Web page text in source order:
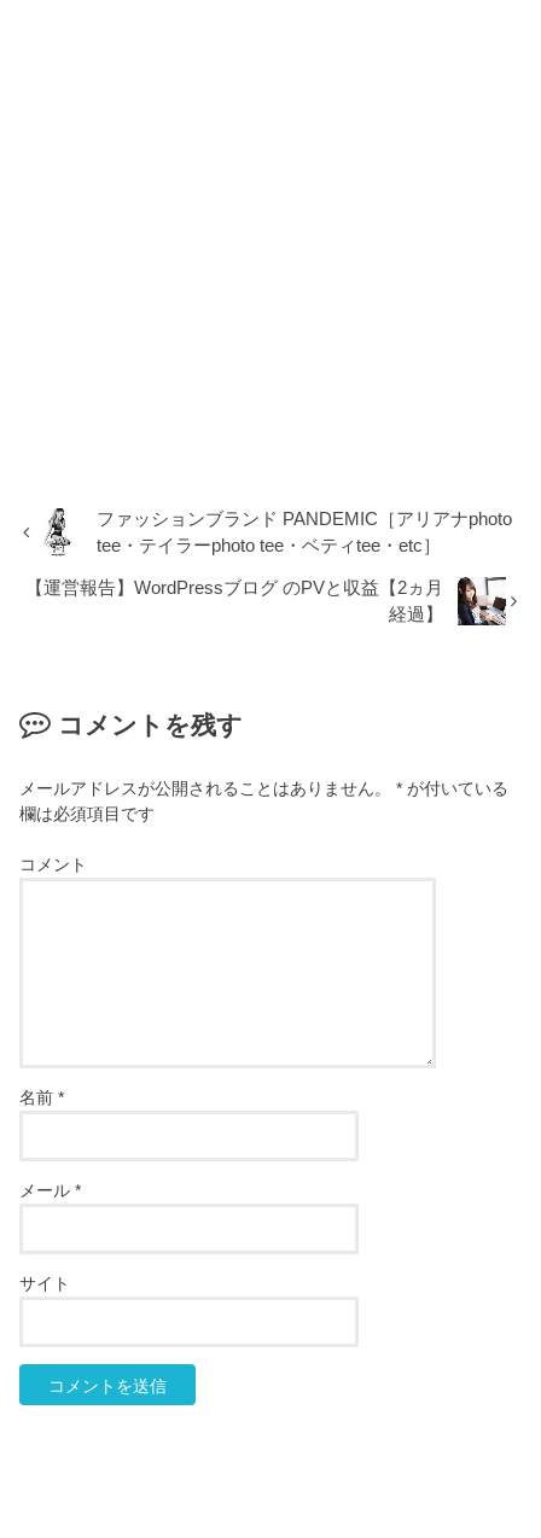
ファッションブランド PANDEMIC［アリアナphoto
tee・テイラーphoto tee・ベティtee・etc］
【運営報告】WordPressブログ のPVと収益【2ヵ月
経過】
コメントを残す
メールアドレスが公開されることはありません。 * が付いている
欄は必須項目です
コメント
名前*
メール*
サイト